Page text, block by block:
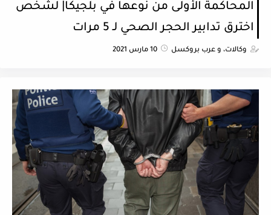
المحاكمة الأولى من نوعها في بلجيكا| لشخص
اخترق تدابير الحجر الصحي لـ 5 مرات
وكالات، و عرب بروكسل 10 مارس 2021